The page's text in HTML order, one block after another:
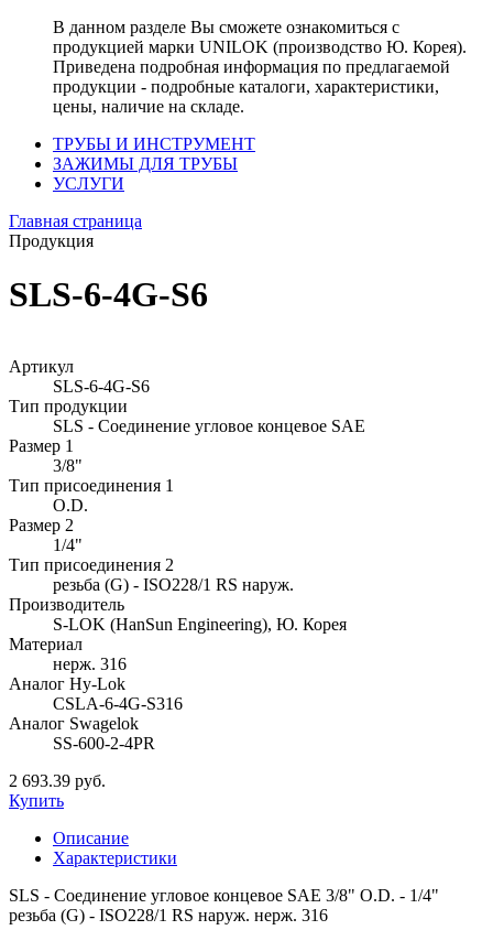
В данном разделе Вы сможете ознакомиться с
продукцией марки UNILOK (производство Ю. Корея).
Приведена подробная информация по предлагаемой
продукции - подробные каталоги, характеристики,
цены, наличие на складе.
ТРУБЫ И ИНСТРУМЕНТ
ЗАЖИМЫ ДЛЯ ТРУБЫ
УСЛУГИ
Главная страница
Продукция
SLS-6-4G-S6
Артикул
SLS-6-4G-S6
Тип продукции
SLS - Соединение угловое концевое SAE
Размер 1
3/8"
Тип присоединения 1
O.D.
Размер 2
1/4"
Тип присоединения 2
резьба (G) - ISO228/1 RS наруж.
Производитель
S-LOK (HanSun Engineering), Ю. Корея
Материал
нерж. 316
Аналог Hy-Lok
CSLA-6-4G-S316
Аналог Swagelok
SS-600-2-4PR
2 693.39 руб.
Купить
Описание
Характеристики
SLS - Соединение угловое концевое SAE 3/8" O.D. - 1/4"
резьба (G) - ISO228/1 RS наруж. нерж. 316